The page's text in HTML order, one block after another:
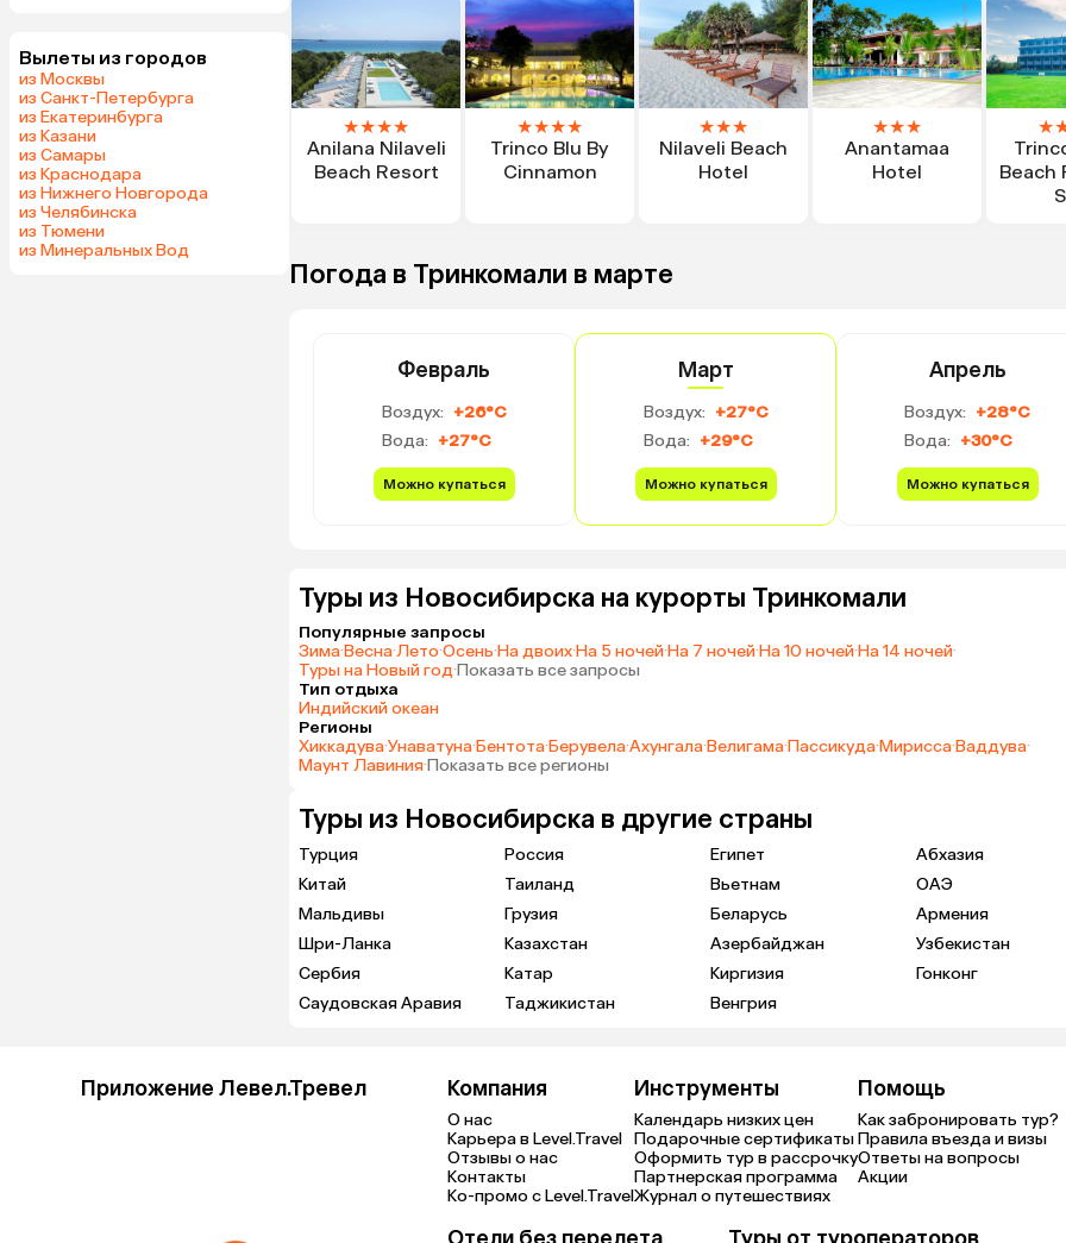
Вылеты из городов
из Москвы
из Санкт-Петербурга
из Екатеринбурга
из Казани
из Самары
из Краснодара
из Нижнего Новгорода
из Челябинска
из Тюмени
из Минеральных Вод
★★★★
Anilana Nilaveli
Beach Resort
★★★★
Trinco Blu By
Cinnamon
★★★
Nilaveli Beach
Hotel
★★★
Anantamaa
Hotel
★
Beach
Погода в Тринкомали в марте
Февраль
Воздух: +26°C
Вода: +27°C
Можно купаться
Март
Воздух: +27°C
Вода: +29°C
Можно купаться
Апрель
Воздух: +28°C
Вода: +30°C
Можно купаться
Туры из Новосибирска на курорты Тринкомали
Популярные запросы
Зима·Весна·Лето·Осень·На двоих·На 5 ночей·На 7 ночей·На 10 ночей·На 14 ночей·
Туры на Новый год·Показать все запросы
Тип отдыха
Индийский океан
Регионы
Хиккадува·Унаватуна·Бентота·Берувела·Ахунгала·Велигама·Пассикуда·Мирисса·Ваддува·
Маунт Лавиния·Показать все регионы
Туры из Новосибирска в другие страны
Турция Россия Египет
Абхазия
Китай
Таиланд Вьетнам
ОАЭ
Мальдивы
Грузия Беларусь
Армения
Шри-Ланка
Казахстан Азербайджан
Узбекистан
Сербия
Катар Киргизия
Гонконг
Саудовская Аравия
Таджикистан Венгрия
Приложение Левел.Тревел Компания
О нас
Карьера в Level.Travel
Отзывы о нас
Контакты
Ко-промо с Level.Travel
Инструменты
Календарь низких цен
Подарочные сертификаты
Оформить тур в рассрочку
Партнерская программа
Журнал о путешествиях
Помощь
Как забронировать тур?
Правила въезда и визы
Ответы на вопросы
Акции